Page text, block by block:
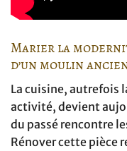
Marier la
d’un moulin
La cuisine, autrefois
activité, devient
du passé rencontre
Rénover cette pièce